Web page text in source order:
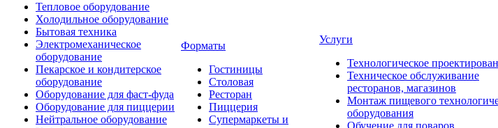
Тепловое оборудование
Холодильное оборудование
Бытовая техника
Электромеханическое
оборудование
Пекарское и кондитерское
оборудование
Оборудование для фаст-фуда
Оборудование для пиццерии
Нейтральное оборудование
Форматы
Гостиницы
Столовая
Ресторан
Пиццерия
Супермаркеты и
Услуги
Технологическое
Техническое обслуживание
ресторанов, магазинов
Монтаж пищевого
оборудования
Обучение для поваров